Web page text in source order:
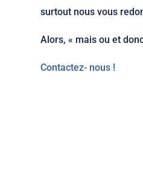
surtout nous vous
Alors, « mais ou et
Contactez- nous !